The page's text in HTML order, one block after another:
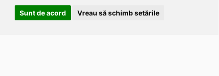
Sunt de acord Vreau să schimb setările